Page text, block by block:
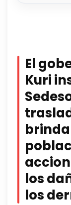
El
Kuri
los
los